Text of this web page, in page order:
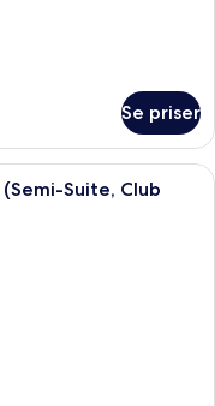
Se priser
med to senge, et
Suite, Club